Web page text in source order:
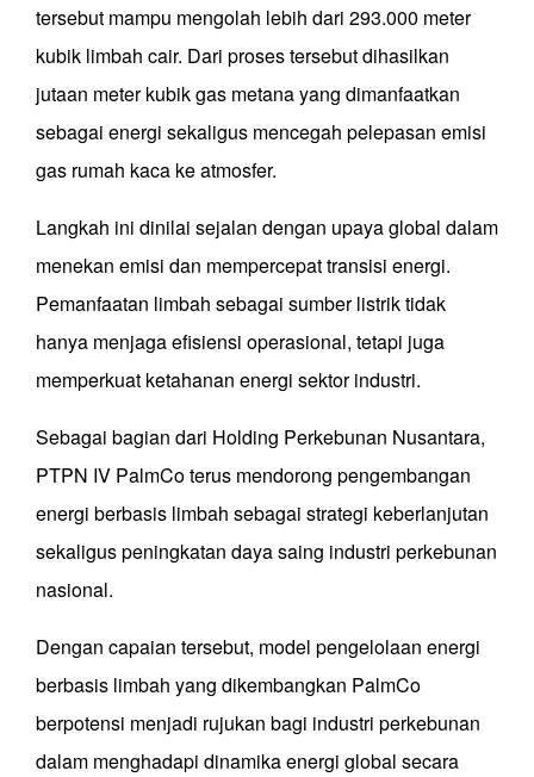
tersebut mampu mengolah lebih dari 293.000 meter
kubik limbah cair. Dari proses tersebut dihasilkan
jutaan meter kubik gas metana yang dimanfaatkan
sebagai energi sekaligus mencegah pelepasan emisi
gas rumah kaca ke atmosfer.
Langkah ini dinilai sejalan dengan upaya global dalam
menekan emisi dan mempercepat transisi energi.
Pemanfaatan limbah sebagai sumber listrik tidak
hanya menjaga efisiensi operasional, tetapi juga
memperkuat ketahanan energi sektor industri.
Sebagai bagian dari Holding Perkebunan Nusantara,
PTPN IV PalmCo terus mendorong pengembangan
energi berbasis limbah sebagai strategi keberlanjutan
sekaligus peningkatan daya saing industri perkebunan
nasional.
Dengan capaian tersebut, model pengelolaan energi
berbasis limbah yang dikembangkan PalmCo
berpotensi menjadi rujukan bagi industri perkebunan
dalam menghadapi dinamika energi global secara